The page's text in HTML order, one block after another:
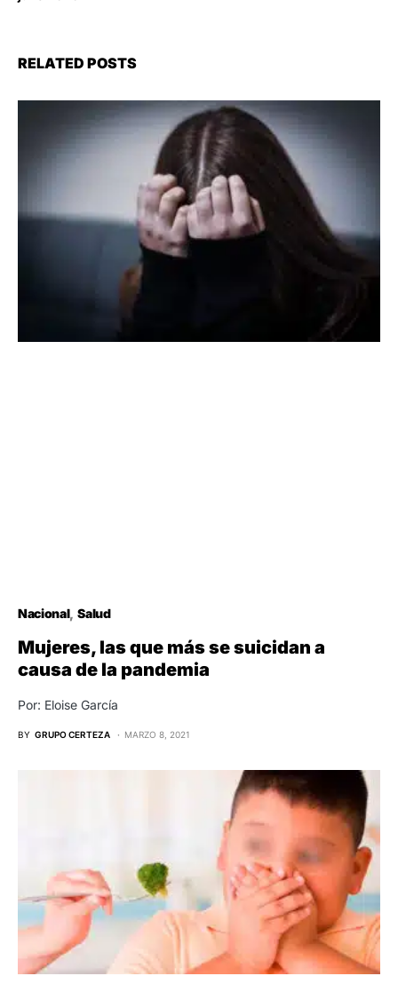
RELATED POSTS
Nacional Salud
Mujeres, las que más se suicidan a
causa de la pandemia
Por: Eloise García
BY GRUPO CERTEZA MARZO 8, 2021